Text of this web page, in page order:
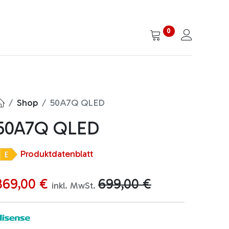
0
Shop 50A7Q QLED
QLED
Produktdatenblatt
€ inkl. MwSt. 699,00€